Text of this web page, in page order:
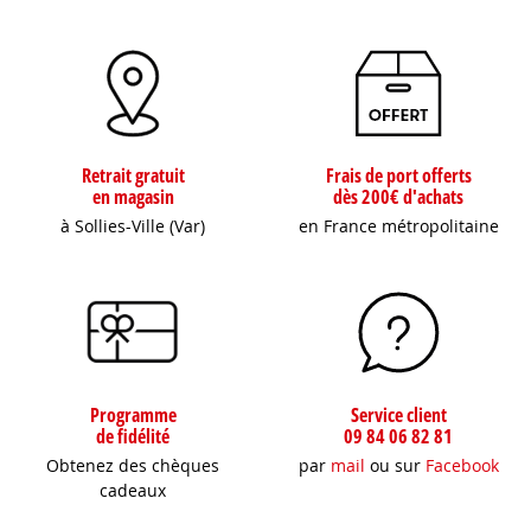
Retrait gratuit
en magasin
à Sollies-Ville (Var)
Frais de port offerts
dès 200€ d'achats
en France métropolitaine
Programme
de fidélité
Obtenez des chèques
cadeaux
Service client
09 84 06 82 81
par mail ou sur Facebook